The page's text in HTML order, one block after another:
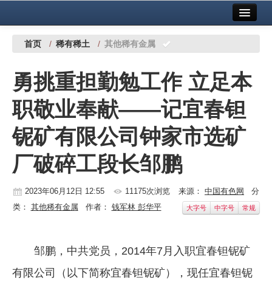
中国有色金属报社主办 广告服务
铜镍铅锌
铝
稀有稀土
有色市场
科技
镁钛
首页 / 稀有稀土 / 其他稀有金属
勇挑重担勤勉工作 立足本
职敬业奉献——记宜春钽
铌矿有限公司钟家市选矿
厂破碎工段长邹鹏
2023年06月12日 12:55 11175次浏览 来源： 中国有色网
分
类： 其他稀有金属 作者： 钱军林 彭华平 大字号 中字号 常规
邹鹏，中共党员，2014年7月入职宜春钽铌矿
有限公司（以下简称宜春钽铌矿），现任宜春钽铌